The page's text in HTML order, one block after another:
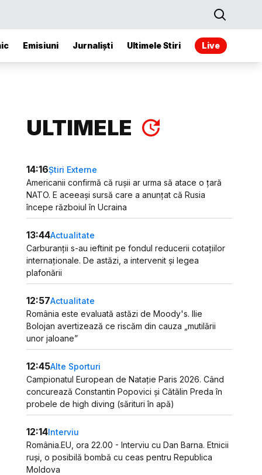
Emisiuni Jurnaliști Ultimele Stiri Live
ULTIMELE
14:16Știri Externe
Americanii confirmă că rușii ar urma să atace o țară
NATO. E aceeași sursă care a anunțat că Rusia
începe războiul în Ucraina
13:44Actualitate
Carburanții s-au ieftinit pe fondul reducerii cotațiilor
internaționale. De astăzi, a intervenit și legea
plafonării
12:57Actualitate
România este evaluată astăzi de Moody's. Ilie
Bolojan avertizează ce riscăm din cauza „mutilării
unor jaloane”
12:45Alte Sporturi
Campionatul European de Natație Paris 2026. Când
concurează Constantin Popovici și Cătălin Preda în
probele de high diving (sărituri în apă)
12:14Interviu
România.EU, ora 22.00 - Interviu cu Dan Barna. Etnicii
ruși, o posibilă bombă cu ceas pentru Republica
Moldova